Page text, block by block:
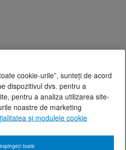
cookie-urile”, sunteți de acord
dispozitivul dvs. pentru a
pentru a analiza utilizarea site-
noastre de marketing
și modulele cookie
toate